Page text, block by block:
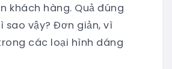
khách hàng. Quả đúng
sao vậy? Đơn giản, vì
các loại hình dáng